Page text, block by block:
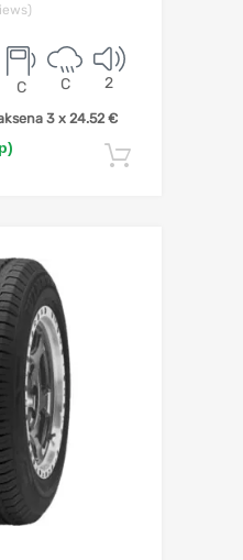
C C 2
3 x 24.52 €